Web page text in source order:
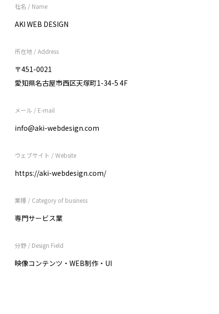
社名 / Name
AKI WEB DESIGN
所在地 / Address
〒451-0021
愛知県名古屋市西区天塚町1-34-5 4F
メール / E-mail
info@aki-webdesign.com
ウェブサイト / Website
https://aki-webdesign.com/
業種 / Category of business
専門サービス業
分野 / Design Field
映像コンテンツ・WEB制作・UI